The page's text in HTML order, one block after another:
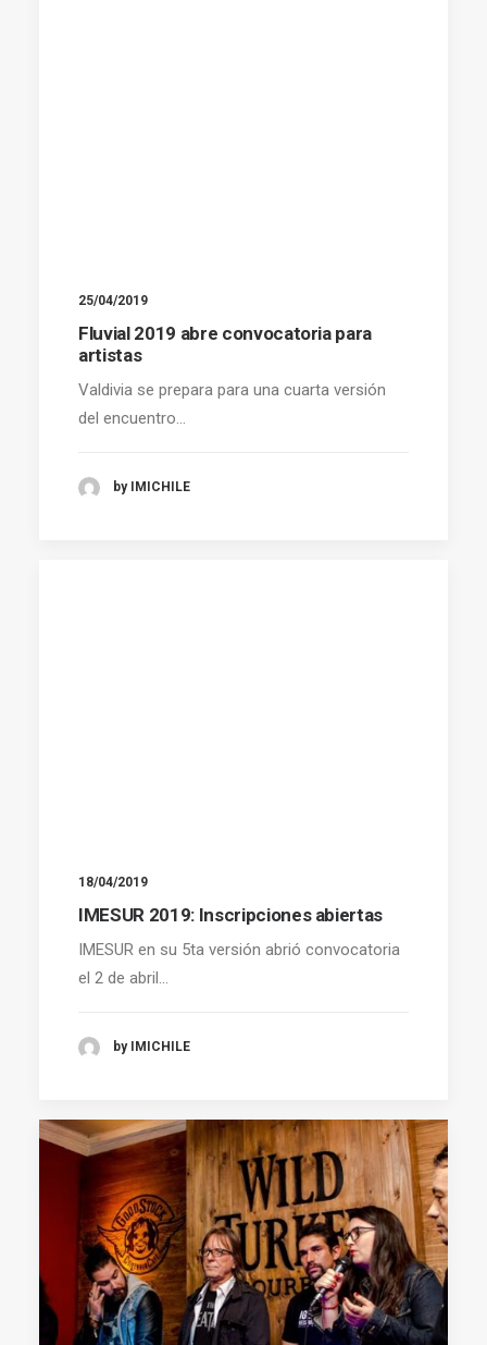
25/04/2019
Fluvial 2019 abre convocatoria para
artistas
Valdivia se prepara para una cuarta versión
del encuentro…
by IMICHILE
18/04/2019
IMESUR 2019: Inscripciones abiertas
IMESUR en su 5ta versión abrió convocatoria
el 2 de abril…
by IMICHILE